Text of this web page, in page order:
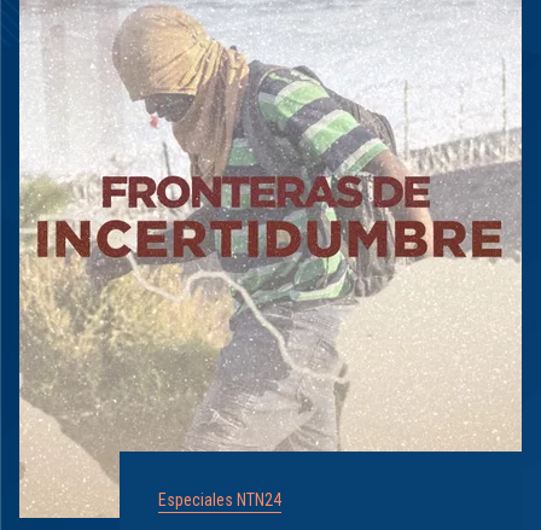
Especiales NTN24